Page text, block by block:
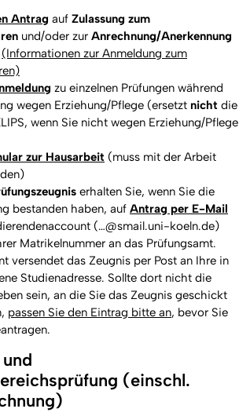
Antrag auf Zulassung zum
und/oder zur Anrechnung/Anerkennung
(Informationen zur Anmeldung zum
zu einzelnen Prüfungen während
wegen Erziehung/Pflege (ersetzt nicht die
wenn Sie nicht wegen Erziehung/Pflege
zur Hausarbeit (muss mit der Arbeit
erhalten Sie, wenn Sie die
bestanden haben, auf Antrag per E-Mail
(…@smail.uni-koeln.de)
Matrikelnummer an das Prüfungsamt.
versendet das Zeugnis per Post an Ihre in
Studienadresse. Sollte dort nicht die
sein, an die Sie das Zeugnis geschickt
passen Sie den Eintrag bitte an, bevor Sie
(einschl.